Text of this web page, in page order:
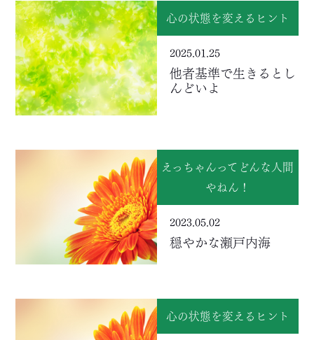
心の状態を変えるヒント
2025.01.25
他者基準で生きるとし
んどいよ
えっちゃんってどんな人間
やねん！
2023.05.02
穏やかな瀬戸内海
心の状態を変えるヒント